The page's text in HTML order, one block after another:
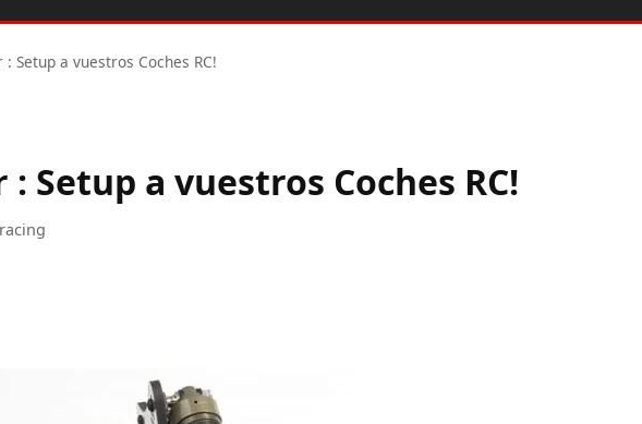
: Setup a vuestros Coches RC!
: Setup a vuestros Coches RC!